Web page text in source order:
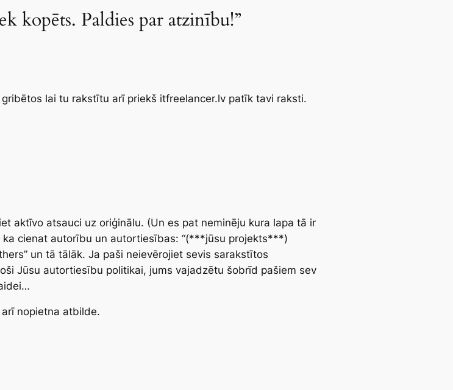
kopēts. Paldies par atzinību!”
lai tu rakstītu arī priekš itfreelancer.lv patīk tavi raksti.
aktīvo atsauci uz oriģinālu. (Un es pat neminēju kura lapa tā ir
ka cienat autorību un autortiesības: “(***jūsu projekts***)
un tā tālāk. Ja paši neievērojiet sevis sarakstītos
Jūsu autortiesību politikai, jums vajadzētu šobrīd pašiem sev
nopietna atbilde.